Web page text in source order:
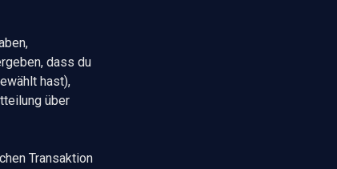
dass du
hast),
über
Transaktion